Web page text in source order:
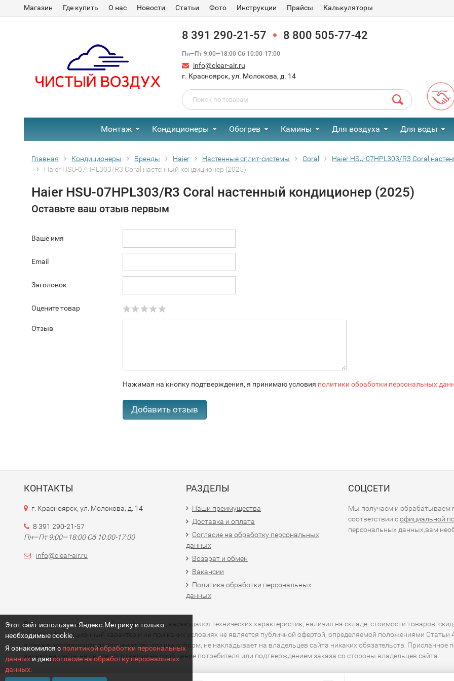
Этот сайт использует Яндекс.Метрику и только
необходимые cookie.
Я ознакомился с политикой обработки персональных
данных и даюсогласие на обработку персональных
данных.
Магазин Где купить О нас Новости Статьи Фото Инструкции Прайсы Калькуляторы
8 391 290-21-57 8 800 505-77-42
Пн—Пт 9:00—18:00 Сб 10:00-17:00
info@clear-air.ru
г. Красноярск, ул. Молокова, д. 14
Монтаж Кондиционеры Обогрев Камины Для воздуха Для воды
Главная Кондиционеры Бренды Haier Настенные сплит-системы Coral
Haier HSU-07HPL303/R3 Coral
Haier HSU-07HPL303/R3 Coral настенный кондиционер (2025)
Haier HSU-07HPL303/R3 Coral настенный кондиционер (2025)
Оставьте ваш отзыв первым
Ваше имя
Email
Заголовок
Оцените товар
Отзыв
Нажимая на кнопку подтверждения, я принимаю условия политики обработки персональных
КОНТАКТЫ
г. Красноярск, ул. Молокова, д. 14
8 391 290-21-57
Пн—Пт 9:00—18:00 Сб 10:00-17:00
info@clear-air.ru
РАЗДЕЛЫ
Наши преимущества
Доставка и оплата
Согласие на обработку персональных
данных
Возврат и обмен
Вакансии
Политика обработки персональных
данных
СОЦСЕТИ
Мы получаем и обрабатываем
соответствии софициальной
персональных данных,вам
Вся представленная на сайте информация, касающаяся технических характеристик, наличия на складе, стоимости товаров,
носит информационный характер и ни при каких условиях не является публичной офертой, определяемой положениями
а также последующее заполнение тех или иных форм, не накладывает на владельцев сайта никаких обязательств.
заявки на сайте, не является ответом на сообщение потребителя или подтверждением заказа со стороны владельцев сайта.